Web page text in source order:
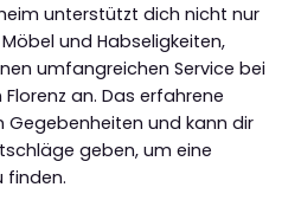
unterstützt dich nicht nur
und Habseligkeiten,
umfangreichen Service bei
an. Das erfahrene
Gegebenheiten und kann dir
geben, um eine
finden.